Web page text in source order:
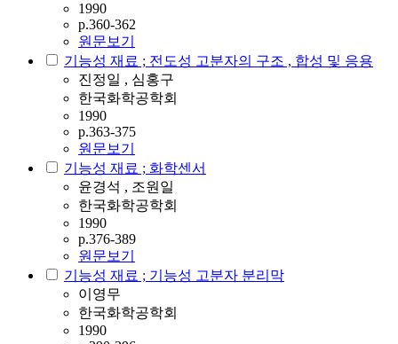
1990
p.360-362
원문보기
기능성 재료 ; 전도성 고분자의 구조 , 합성 및 응용
진정일 , 심홍구
한국화학공학회
1990
p.363-375
원문보기
기능성 재료 ; 화학센서
윤경석 , 조원일
한국화학공학회
1990
p.376-389
원문보기
기능성 재료 ; 기능성 고분자 분리막
이영무
한국화학공학회
1990